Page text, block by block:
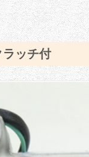
ッチ付